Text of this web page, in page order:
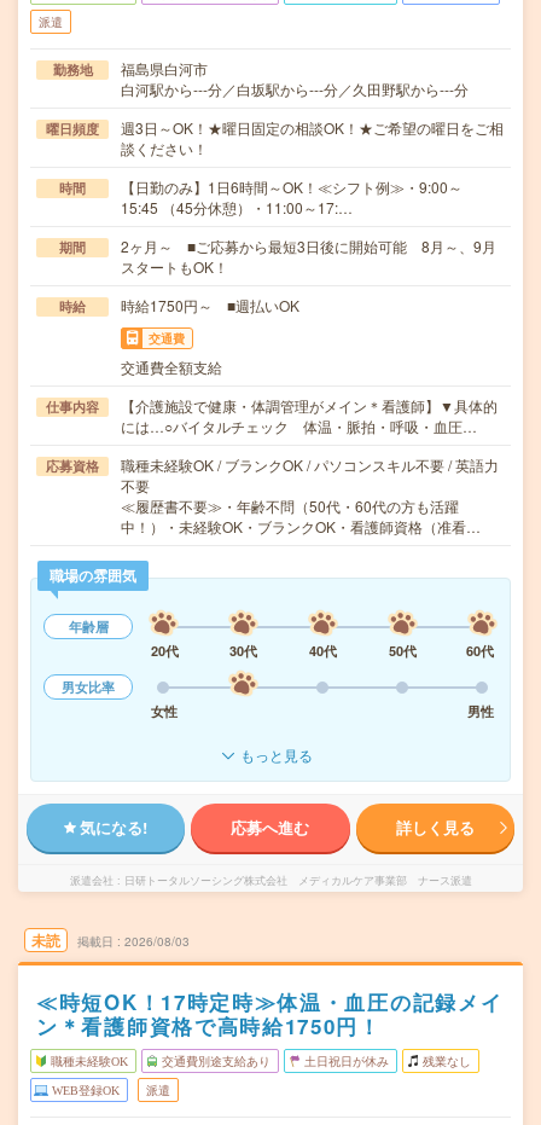
派遣
勤務地
福島県白河市
白河駅から---分／白坂駅から---分／久田野駅から---分
曜日頻度
週3日～OK！★曜日固定の相談OK！★ご希望の曜日をご相
談ください！
時間
【日勤のみ】1日6時間～OK！≪シフト例≫・9:00～
15:45 （45分休憩）・11:00～17:…
期間
2ヶ月～ ■ご応募から最短3日後に開始可能 8月～、9月
スタートもOK！
時給 時給1750円～ ■週払いOK
交通費
交通費全額支給
仕事内容
【介護施設で健康・体調管理がメイン＊看護師】▼具体的
には…○バイタルチェック 体温・脈拍・呼吸・血圧…
応募資格
職種未経験OK / ブランクOK / パソコンスキル不要 / 英語力
不要
≪履歴書不要≫・年齢不問（50代・60代の方も活躍
中！）・未経験OK・ブランクOK・看護師資格（准看…
職場の雰囲気
年齢層
20代
30代 40代 50代
60代
男女比率
女性
男性
もっと見る
気になる! 応募へ進む 詳しく見る
派遣会社 日研トータルソーシング株式会社 メディカルケア事業部 ナース派遣
未読 掲載日 2026/08/03
≪時短OK！17時定時≫体温・血圧の記録メイ
ン＊看護師資格で高時給1750円！
職種未経験OK 交通費別途支給あり 土日祝日が休み 残業なし
WEB登録OK 派遣